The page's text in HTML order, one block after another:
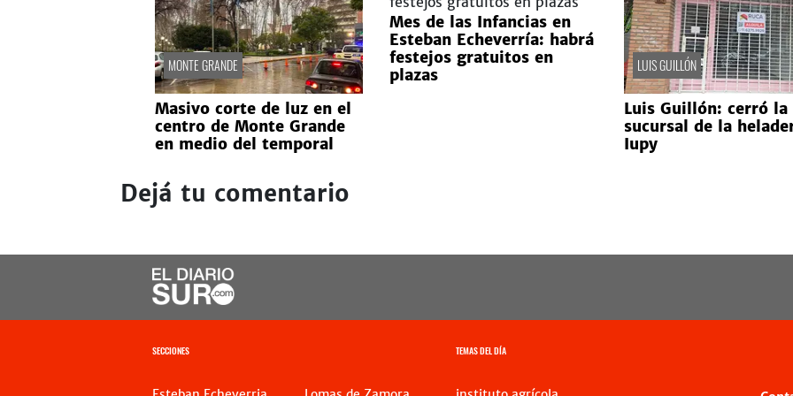
MONTE GRANDE
Masivo corte de luz en el
centro de Monte Grande
en medio del temporal
Mes de las Infancias en
Esteban Echeverría: habrá
festejos gratuitos en
plazas
LUIS GUILLÓN
Luis Guillón: cerró la
sucursal de la
Iupy
Dejá tu comentario
SECCIONES TEMAS DEL DÍA